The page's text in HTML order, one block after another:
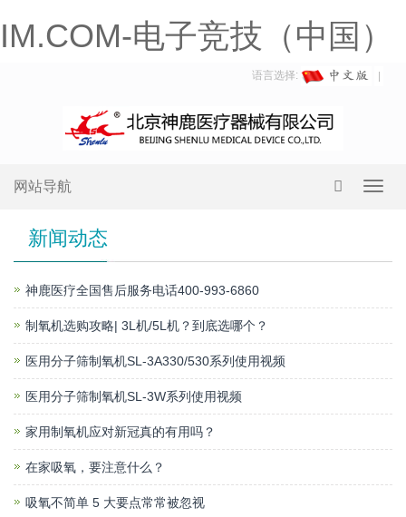
IM.COM-电子竞技（中国）
语言选择:
网站导航
新闻动态
神鹿医疗全国售后服务电话400-993-6860
制氧机选购攻略| 3L机/5L机？到底选哪个？
医用分子筛制氧机SL-3A330/530系列使用视频
医用分子筛制氧机SL-3W系列使用视频
家用制氧机应对新冠真的有用吗？
在家吸氧，要注意什么？
吸氧不简单 5 大要点常常被忽视